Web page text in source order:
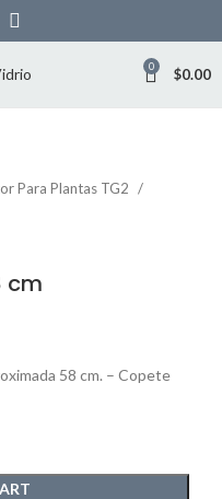
0 $0.00
Para Plantas TG2
cm
58 cm. – Copete